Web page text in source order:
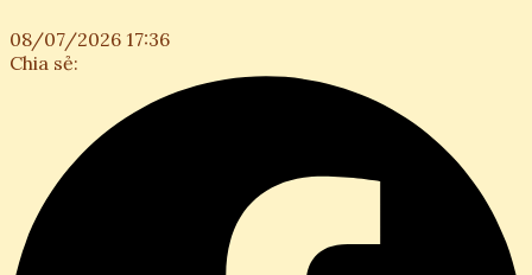
08/07/2026 17:36
Chia sẻ: